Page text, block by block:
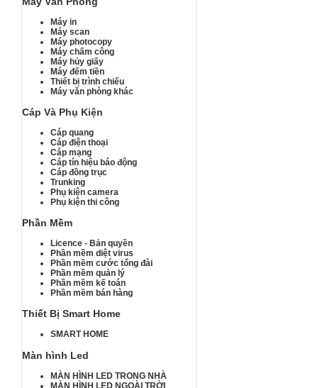
Máy in
Máy scan
Máy photocopy
Máy chấm công
Máy hủy giấy
Máy đếm tiền
Thiết bị trình chiếu
Máy văn phòng khác
Cáp Và Phụ Kiện
Cáp quang
Cáp điện thoại
Cáp mạng
Cáp tín hiệu báo động
Cáp đồng trục
Trunking
Phụ kiện camera
Phụ kiện thi công
Phần Mềm
Licence - Bản quyền
Phần mềm diệt virus
Phần mềm cước tổng đài
Phần mềm quản lý
Phần mềm kế toán
Phần mềm bán hàng
Thiết Bị Smart Home
SMART HOME
Màn hình Led
MÀN HÌNH LED TRONG NHÀ
MÀN HÌNH LED NGOÀI TRỜI